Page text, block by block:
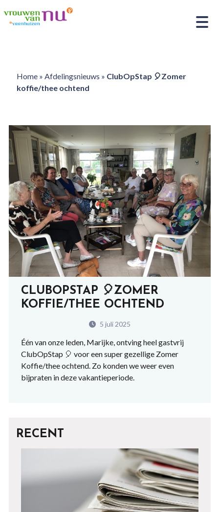
Home» Afdelingsnieuws » ClubOpStap 🎈Zomer
koffie/thee ochtend
CLUBOPSTAP 🎈ZOMER
KOFFIE/THEE OCHTEND
5 juli 2025
Één van onze leden, Marijke, ontving heel gastvrij
ClubOpStap 🎈 voor een super gezellige Zomer
Koffie/theeochtend. Zo konden we weer even
bijpraten in deze vakantieperiode.
RECENT